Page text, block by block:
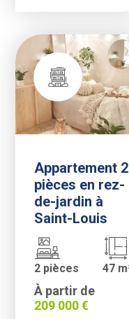
Appartement 2
pièces en rez-
de-jardin à
Saint-Louis
2 pièces 47
À partir de
209 000 €